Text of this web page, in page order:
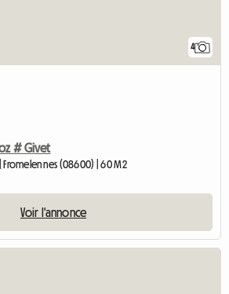
4
# Givet
(08600) | 60 M2
Voir l'annonce